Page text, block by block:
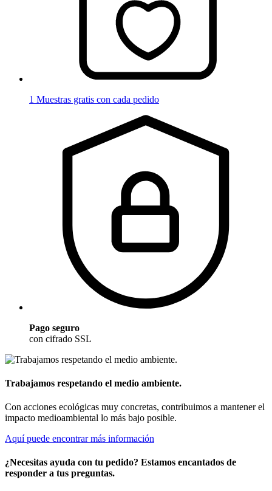
1 Muestras gratis con cada pedido
Pago seguro
con cifrado SSL
Trabajamos respetando el medio ambiente.
Con acciones ecológicas muy concretas, contribuimos a mantener el
impacto medioambiental lo más bajo posible.
Aquí puede encontrar más información
¿Necesitas ayuda con tu pedido? Estamos encantados de
responder a tus preguntas.